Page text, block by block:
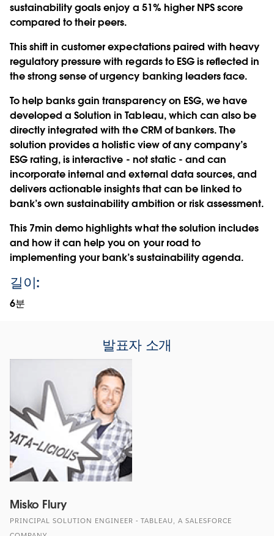
sustainability goals enjoy a 51% higher NPS score
compared to their peers.
This shift in customer expectations paired with heavy
regulatory pressure with regards to ESG is reflected in
the strong sense of urgency banking leaders face.
To help banks gain transparency on ESG, we have
developed a Solution in Tableau, which can also be
directly integrated with the CRM of bankers. The
solution provides a holistic view of any company’s
ESG rating, is interactive - not static - and can
incorporate internal and external data sources, and
delivers actionable insights that can be linked to
bank’s own sustainability ambition or risk assessment.
This 7min demo highlights what the solution includes
and how it can help you on your road to
implementing your bank’s sustainability agenda.
길이:
6분
발표자 소개
Misko Flury
PRINCIPAL SOLUTION ENGINEER - TABLEAU, A SALESFORCE